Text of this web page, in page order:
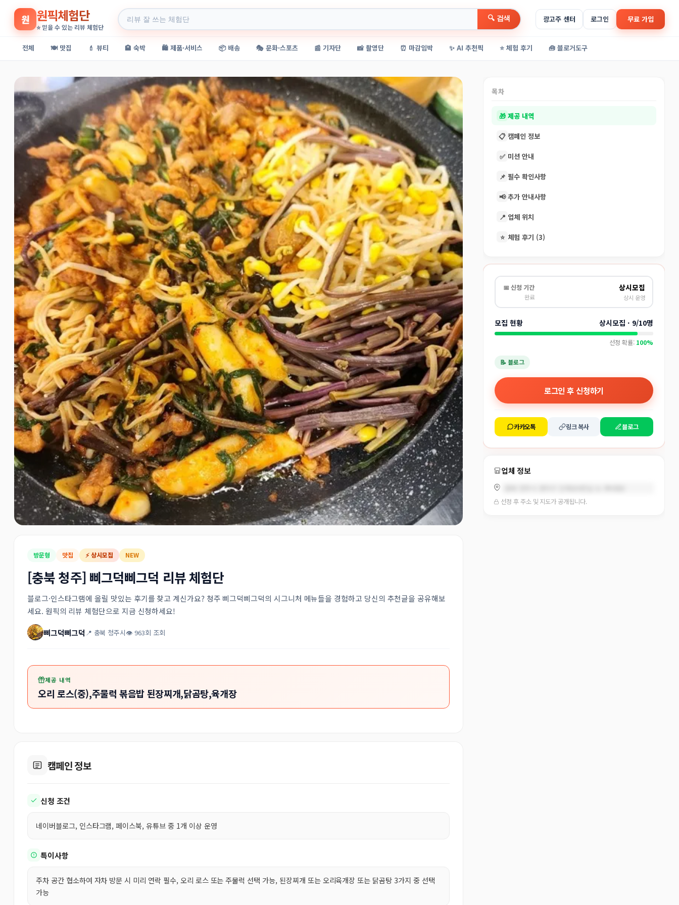
원 원픽체험단
⭐ 믿을 수 있는 리뷰 체험단
🔍 검색 광고주 센터 로그인 무료 가입
전체 🍽️ 맛집 💄 뷰티 🏨 숙박 🛍️ 제품·서비스 📦 배송 🎭 문화·스포츠 📰 기자단 📸 촬영단 ⏰ 마감임박 ✨ AI 추천픽 ⭐ 체험 후기 🧰 블로거도구
방문형 맛집 ⚡ 상시모집 NEW
[충북 청주] 삐그덕삐그덕 리뷰 체험단
블로그·인스타그램에 올릴 맛있는 후기를 찾고 계신가요? 청주 삐그덕삐그덕의 시그니처 메뉴들을 경험하고 당신의 추천글을 공유해보
세요. 원픽의 리뷰 체험단으로 지금 신청하세요!
삐그덕삐그덕 📍 충북 청주시👁 963회 조회
제공 내역
오리 로스(중),주물럭 볶음밥 된장찌개,닭곰탕,육개장
캠페인 정보
신청 조건
네이버블로그, 인스타그램, 페이스북, 유튜브 중 1개 이상 운영
특이사항
주차 공간 협소하여 자차 방문 시 미리 연락 필수, 오리 로스 또는 주물럭 선택 가능, 된장찌개 또는 오리육개장 또는 닭곰탕 3가지 중 선택
가능
목차
🎁 제공 내역
📋 캠페인 정보
✅ 미션 안내
📌 필수 확인사항
📢 추가 안내사항
📍 업체 위치
⭐ 체험 후기 (3)
📅 신청 기간
완료
상시모집
상시 운영
모집 현황 상시모집 · 9/10명
선정 확률: 100%
📝 블로그
로그인 후 신청하기
카카오톡 링크 복사 블로그
업체 정보
선정 후 주소 및 지도가 공개됩니다.